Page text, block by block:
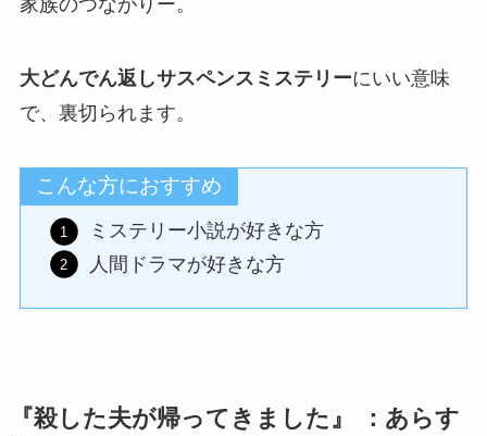
大どんでん返しサスペンスミステリーにいい意味
で、裏切られます。
こんな方におすすめ
ミステリー小説が好きな方
人間ドラマが好きな方
『殺した夫が帰ってきました』 ：あらす